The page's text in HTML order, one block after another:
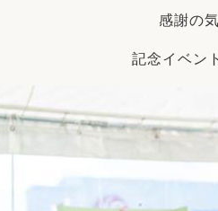
感謝の
記念イベン